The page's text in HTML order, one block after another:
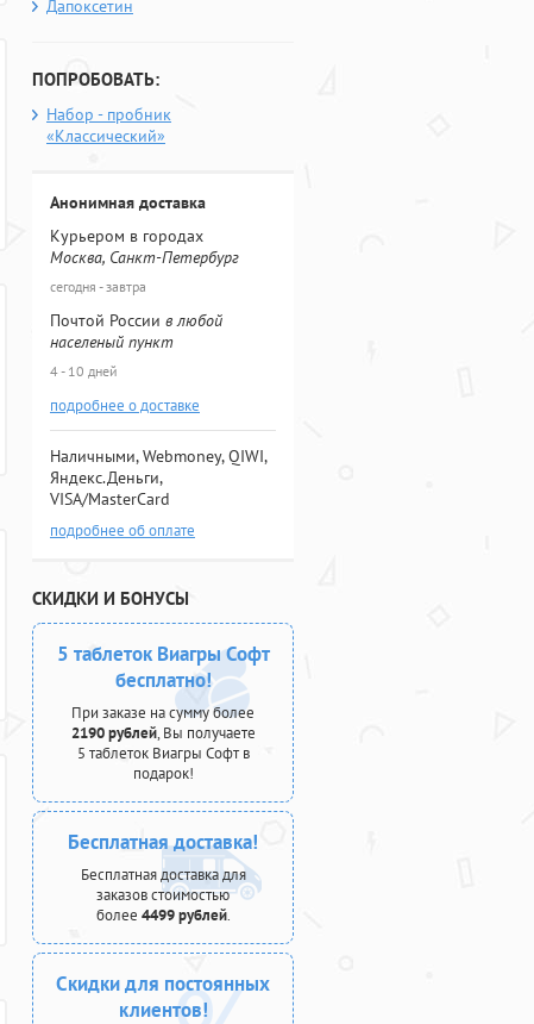
Дапоксетин
ПОПРОБОВАТЬ:
Набор - пробник
«Классический»
Анонимная доставка
Курьером в городах
Москва, Санкт-Петербург
сегодня - завтра
Почтой России в любой
населеный пункт
4 - 10 дней
подробнее о доставке
Наличными, Webmoney, QIWI,
Яндекс.Деньги,
VISA/MasterCard
подробнее об оплате
СКИДКИ И БОНУСЫ
5 таблеток Виагры Софт
бесплатно!
При заказе на сумму более
2190 рублей, Вы получаете
5 таблеток Виагры Софт в
подарок!
Бесплатная доставка!
Бесплатная доставка для
заказов стоимостью
более 4499 рублей.
Скидки для постоянных
клиентов!